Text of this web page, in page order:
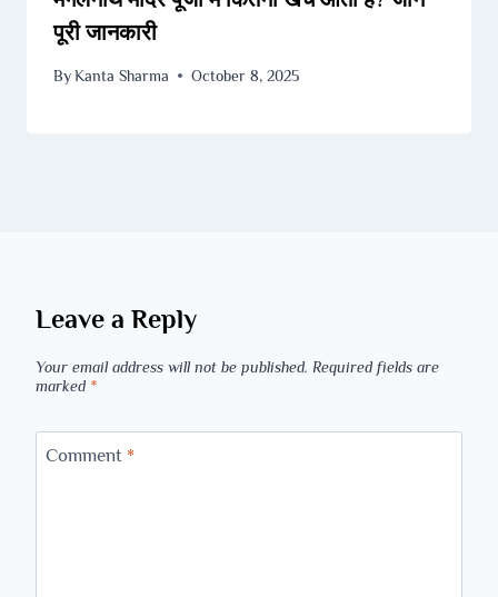
पूरी जानकारी
By Kanta Sharma October 8, 2025
Leave a Reply
Your email address will not be published. Required fields are
marked *
Comment *